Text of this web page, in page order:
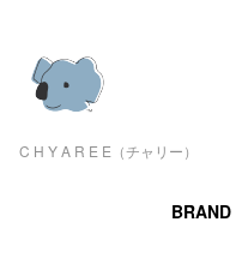
C H Y A R E E（チャリー）
BRAND